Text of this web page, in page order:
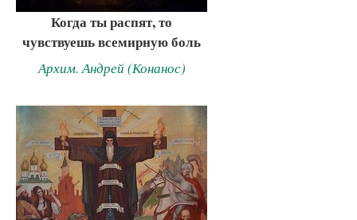
Когда ты распят, то
чувствуешь всемирную боль
Архим. Андрей (Конанос)